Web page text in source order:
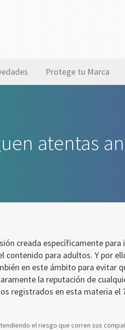
Protege tu Marca
atentas
creada específicamente
contenido para adultos. Y por
en este ámbito para evitar
la reputación de
registrados en esta materia el
el riesgo que corren sus